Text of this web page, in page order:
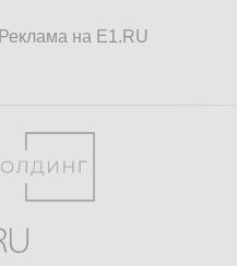
Реклама на E1.RU